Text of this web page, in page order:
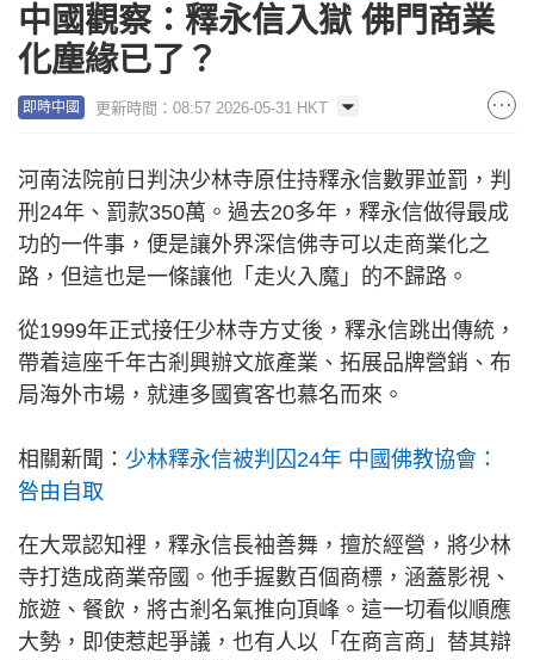
中國觀察：釋永信入獄 佛門商業
化塵緣已了？
即時中國 更新時間：08:57 2026-05-31 HKT
河南法院前日判決少林寺原住持釋永信數罪並罰，判
刑24年、罰款350萬。過去20多年，釋永信做得最成
功的一件事，便是讓外界深信佛寺可以走商業化之
路，但這也是一條讓他「走火入魔」的不歸路。
從1999年正式接任少林寺方丈後，釋永信跳出傳統，
帶着這座千年古剎興辦文旅產業、拓展品牌營銷、布
局海外市場，就連多國賓客也慕名而來。
相關新聞： 少林釋永信被判囚24年 中國佛教協會：
咎由自取
在大眾認知裡，釋永信長袖善舞，擅於經營，將少林
寺打造成商業帝國。他手握數百個商標，涵蓋影視、
旅遊、餐飲，將古剎名氣推向頂峰。這一切看似順應
大勢，即使惹起爭議，也有人以「在商言商」替其辯